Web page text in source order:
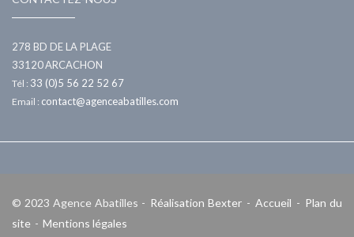
278 BD DE LA PLAGE
33120ARCACHON
Tél : 33 (0)5 56 22 52 67
Email : contact@agenceabatilles.com
© 2023 Agence Abatilles - Réalisation Bexter - Accueil - Plan du
site - Mentions légales